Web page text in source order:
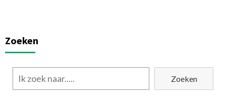
Zoeken
Zoeken